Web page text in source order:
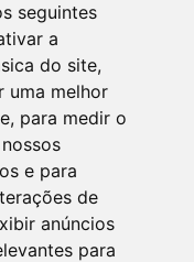
seguintes
a
do site,
uma melhor
, para medir o
e para
de
anúncios
para
PÚBLICA